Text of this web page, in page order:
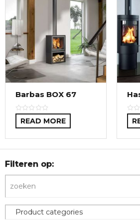
Barbas BOX 67
READ MORE
Filteren op: